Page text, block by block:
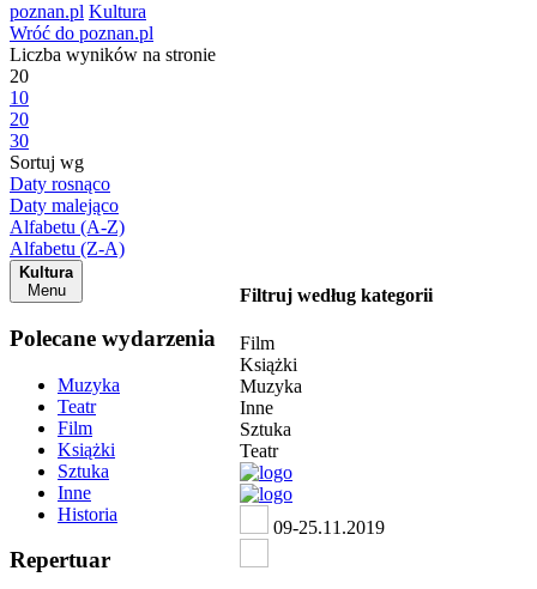
poznan.pl Kultura
Wróć do poznan.pl
Liczba wyników na stronie
20
10
20
30
Sortuj wg
Daty rosnąco
Daty malejąco
Alfabetu (A-Z)
Alfabetu (Z-A)
Kultura
Menu
Polecane wydarzenia
Muzyka
Teatr
Film
Książki
Sztuka
Inne
Historia
Repertuar
Filtruj według kategorii
Film
Książki
Muzyka
Inne
Sztuka
Teatr
09-25.11.2019